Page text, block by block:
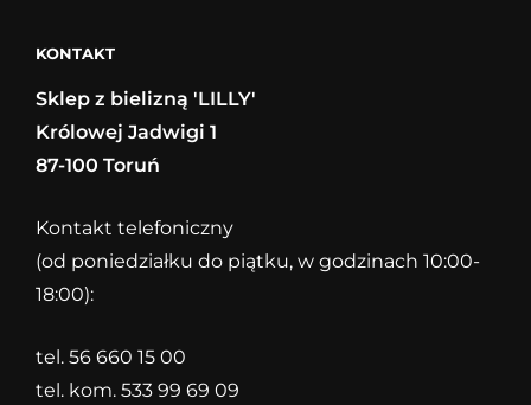
KONTAKT
Sklep z bielizną 'LILLY'
Królowej Jadwigi 1
87-100 Toruń
Kontakt telefoniczny
(od poniedziałku do piątku, w godzinach 10:00-
18:00):
tel. 56 660 15 00
tel. kom. 533 99 69 09